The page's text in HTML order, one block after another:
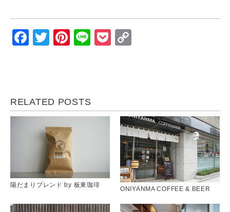
Facebook
Twitter
Pinterest
LinePocket
RELATED POSTS
陽だまりブレンド by 板東珈琲
ONIYANMA COFFEE & BEER